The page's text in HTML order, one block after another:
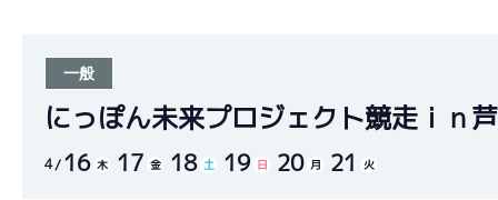
シリーズインデックス
レース結果一覧
得点
モーター台帳
ボートデータ
一般
にっぽん未来プロジェクト競走ｉｎ
4 16 木 17 金 18 土 19 日 20 月 21 火